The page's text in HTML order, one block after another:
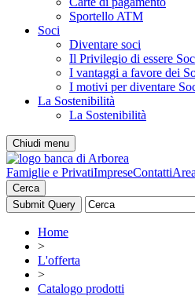
Sportello ATM
Soci
Diventare soci
Il Privilegio di essere
I vantaggi a favore dei
I motivi per diventare
La Sostenibilità
La Sostenibilità
Chiudi menu
Famiglie e PrivatiImpreseContatti
Cerca
Home
>
L'offerta
>
Catalogo prodotti